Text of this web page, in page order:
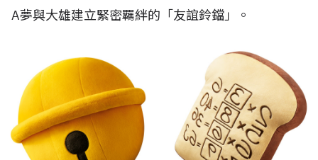
A夢與大雄建立緊密羈絆的「友誼鈴鐺」。